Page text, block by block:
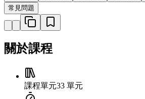
常見問題
關於課程
課程單元33 單元